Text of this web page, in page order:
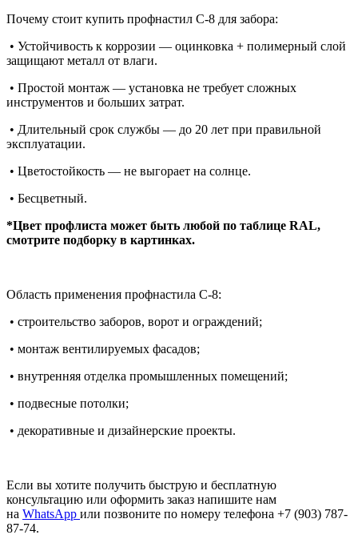
Почему стоит купить профнастил С-8 для забора:
• Устойчивость к коррозии — оцинковка + полимерный слой
защищают металл от влаги.
• Простой монтаж — установка не требует сложных
инструментов и больших затрат.
• Длительный срок службы — до 20 лет при правильной
эксплуатации.
• Цветостойкость — не выгорает на солнце.
• Бесцветный.
*Цвет профлиста может быть любой по таблице RAL,
смотрите подборку в картинках.
Область применения профнастила С-8:
• строительство заборов, ворот и ограждений;
• монтаж вентилируемых фасадов;
• внутренняя отделка промышленных помещений;
• подвесные потолки;
• декоративные и дизайнерские проекты.
Если вы хотите получить быструю и бесплатную
консультацию или оформить заказ напишите нам
на WhatsApp или позвоните по номеру телефона +7 (903) 787-
87-74.